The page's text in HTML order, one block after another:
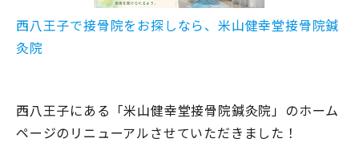
西八王子で接骨院をお探しなら、米山健幸堂接骨院鍼
灸院
西八王子にある「米山健幸堂接骨院鍼灸院」のホーム
ページのリニューアルさせていただきました！